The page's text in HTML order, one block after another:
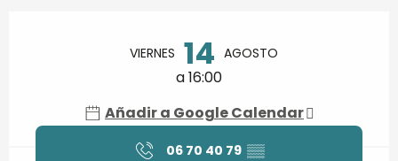
VIERNES 14 AGOSTO
a 16:00
Añadir a Google Calendar
06 70 40 79 ▒▒